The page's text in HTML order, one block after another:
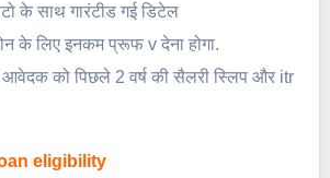
के साथ गारंटीड गई डिटेल
के लिए इनकम प्रूफ v देना होगा.
को पिछले 2 वर्ष की सैलरी स्लिप और itr
eligibility